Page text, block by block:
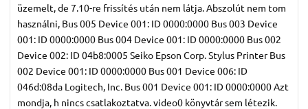
üzemelt, de 7.10-re frissítés után nem látja. Abszolút nem tom
használni, Bus 005 Device 001: ID 0000:0000 Bus 003 Device
001: ID 0000:0000 Bus 004 Device 001: ID 0000:0000 Bus 002
Device 002: ID 04b8:0005 Seiko Epson Corp. Stylus Printer Bus
002 Device 001: ID 0000:0000 Bus 001 Device 006: ID
046d:08da Logitech, Inc. Bus 001 Device 001: ID 0000:0000 Azt
mondja, h nincs csatlakoztatva. video0 könyvtár sem létezik.